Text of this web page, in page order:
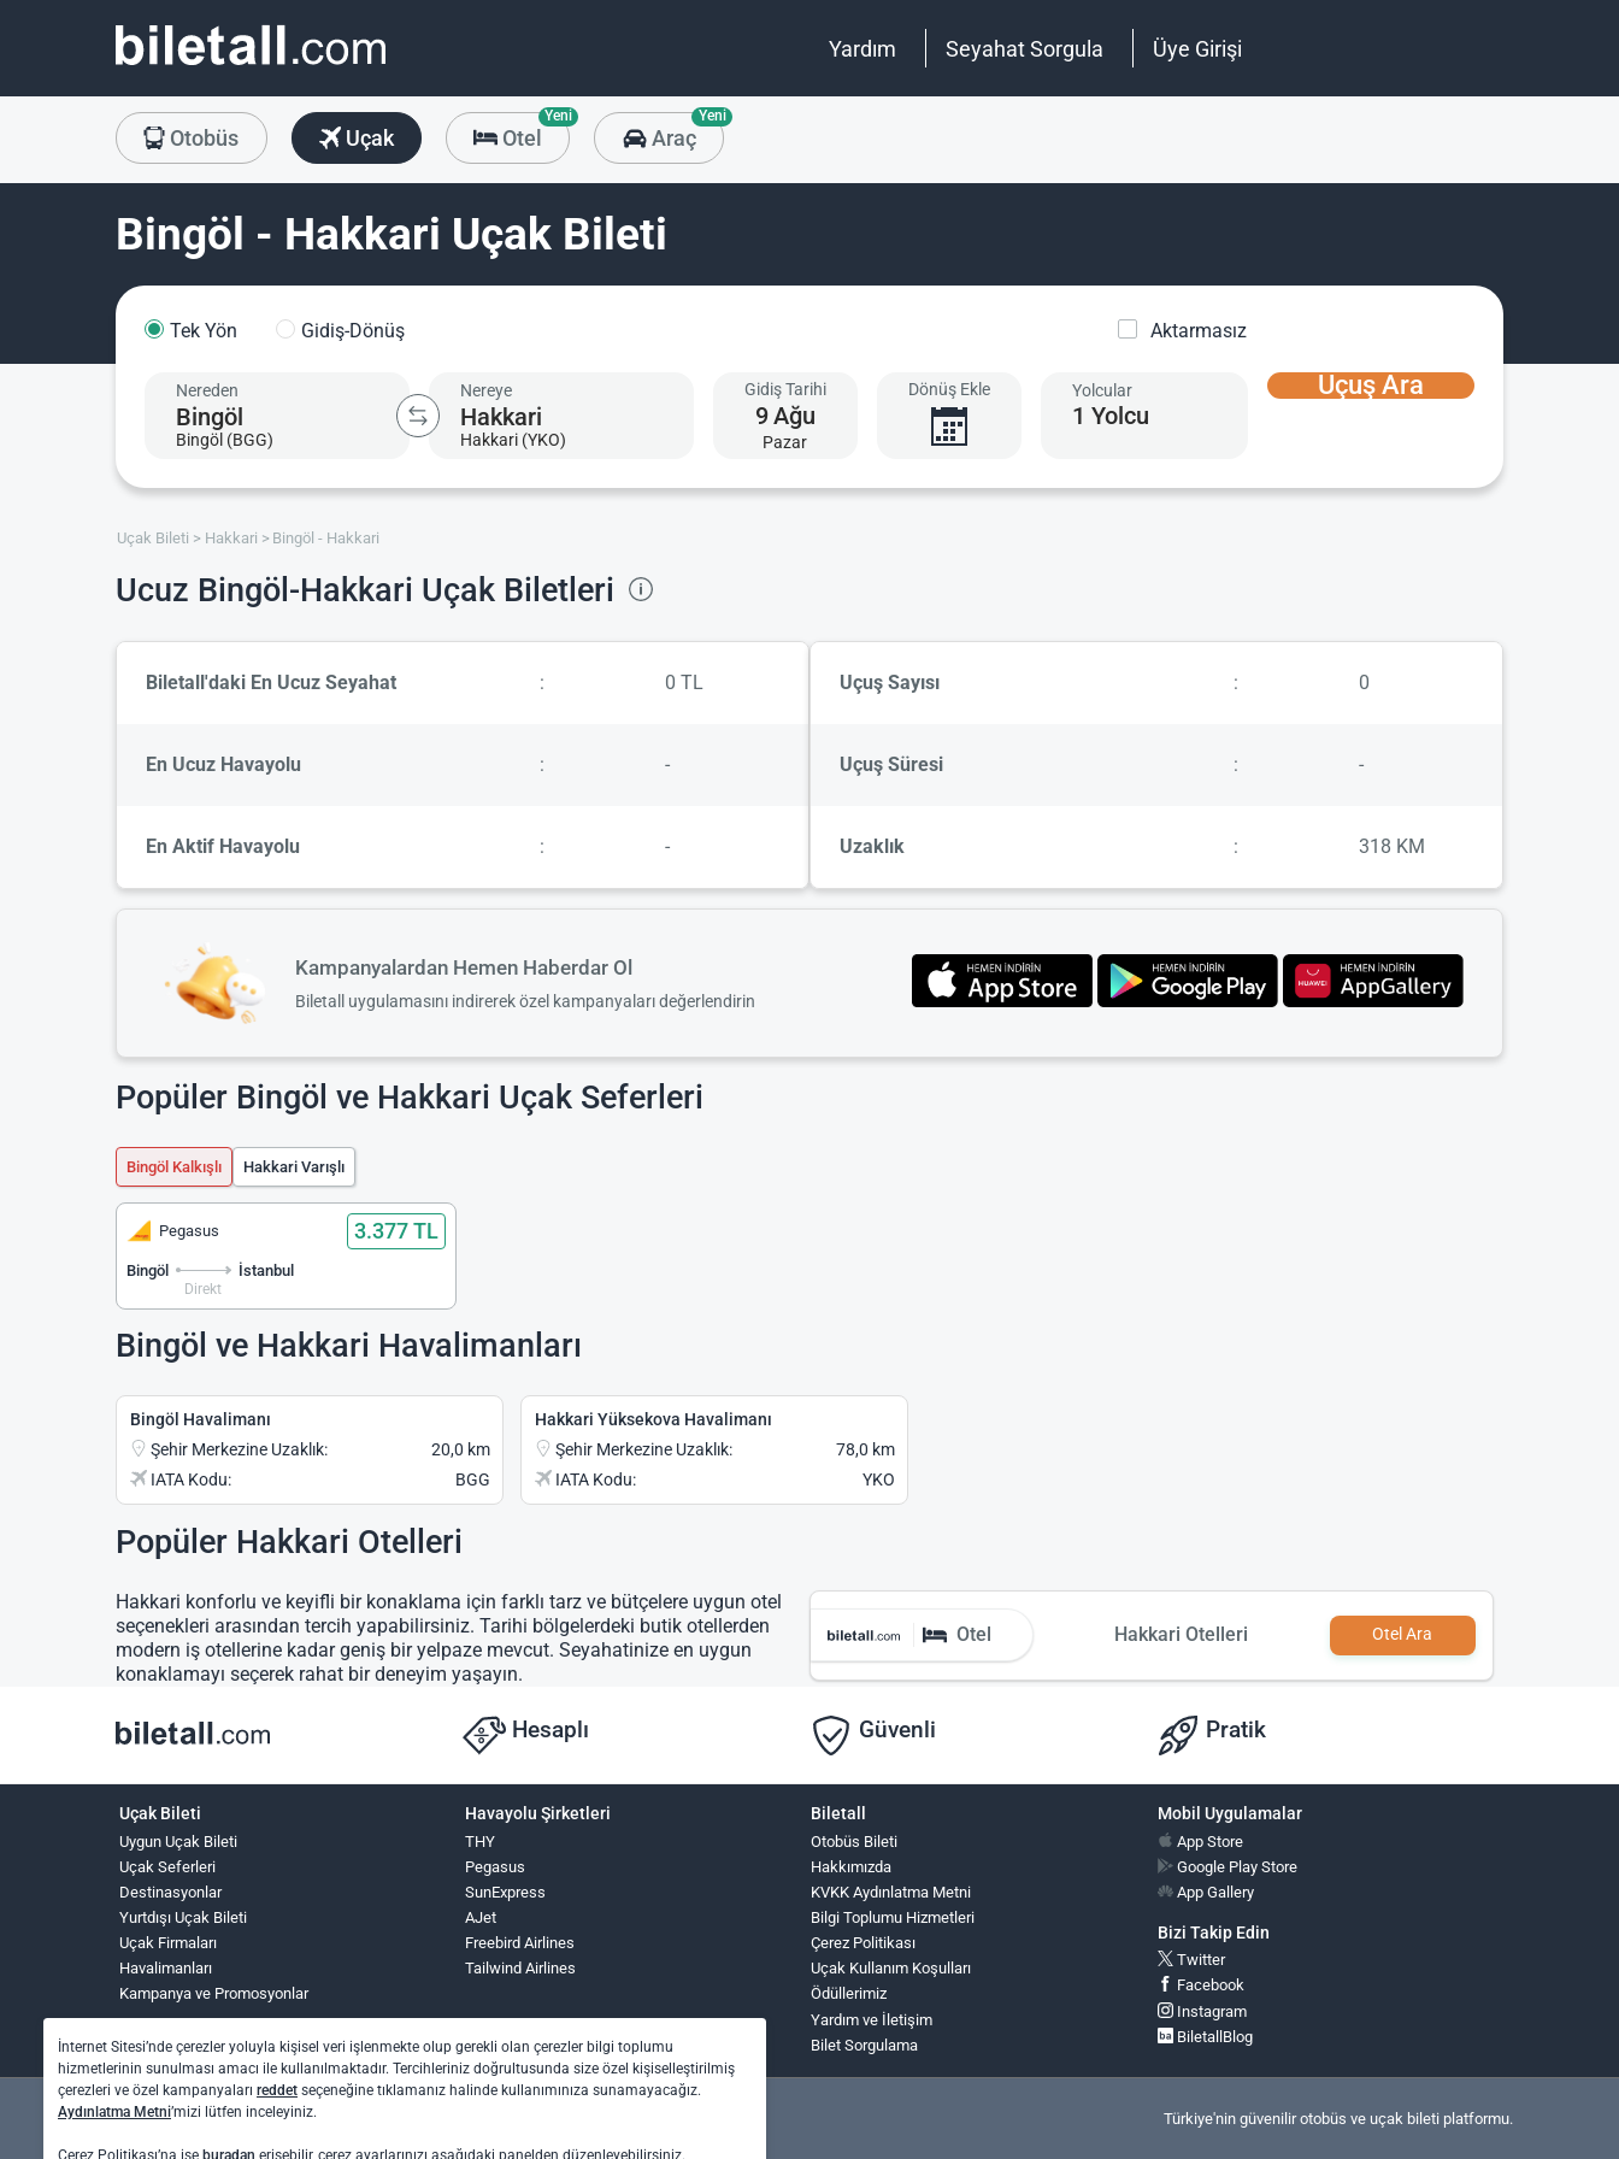
Yardım Seyahat Sorgula Üye Girişi
Otobüs Uçak Otel
Yeni
Araç
Yeni
Bingöl - Hakkari Uçak Bileti
Tek Yön Gidiş-Dönüş Aktarmasız
Nereden
Bingöl (BGG)
Nereye
Hakkari (YKO)
Gidiş Tarihi
9Ağu
Pazar
Dönüş Ekle Yolcular
1 Yolcu
Uçuş Ara
Uçak Bileti Hakkari Bingöl - Hakkari
Ucuz Bingöl-Hakkari Uçak Biletleri
Biletall'daki En Ucuz Seyahat : 0 TL
En Ucuz Havayolu : -
En Aktif Havayolu : -
Uçuş Sayısı : 0
Uçuş Süresi : -
Uzaklık : 318 KM
Kampanyalardan Hemen Haberdar Ol
Biletall uygulamasını indirerek özel kampanyaları değerlendirin
Popüler Bingöl ve Hakkari Uçak Seferleri
Bingöl Kalkışlı Hakkari Varışlı
Pegasus 3.377 TL
Bingöl
Direkt
İstanbul
Bingöl ve Hakkari Havalimanları
Bingöl Havalimanı
Şehir Merkezine Uzaklık:
20,0 km
IATA Kodu:
BGG
Hakkari Yüksekova Havalimanı
Şehir Merkezine Uzaklık:
78,0 km
IATA Kodu:
YKO
Popüler Hakkari Otelleri
Hakkari konforlu ve keyifli bir konaklama için farklı tarz ve bütçelere uygun otel
seçenekleri arasından tercih yapabilirsiniz. Tarihi bölgelerdeki butik otellerden
modern iş otellerine kadar geniş bir yelpaze mevcut. Seyahatinize en uygun
konaklamayı seçerek rahat bir deneyim yaşayın.
Otel Hakkari Otelleri Otel Ara
Hesaplı Güvenli Pratik
Uçak Bileti
Uygun Uçak Bileti
Uçak Seferleri
Destinasyonlar
Yurtdışı Uçak Bileti
Uçak Firmaları
Havalimanları
Kampanya ve Promosyonlar
Havayolu Şirketleri
THY
Pegasus
SunExpress
AJet
Freebird Airlines
Tailwind Airlines
Biletall
Otobüs Bileti
Hakkımızda
KVKK Aydınlatma Metni
Bilgi Toplumu Hizmetleri
Çerez Politikası
Uçak Kullanım Koşulları
Ödüllerimiz
Yardım ve İletişim
Bilet Sorgulama
Mobil Uygulamalar
App Store
Google Play Store
App Gallery
Bizi Takip Edin
Twitter
Facebook
Instagram
BiletallBlog
Türkiye'nin güvenilir otobüs ve uçak bileti platformu.
İnternet Sitesi’nde çerezler yoluyla kişisel veri işlenmekte olup gerekli olan çerezler bilgi toplumu
hizmetlerinin sunulması amacı ile kullanılmaktadır. Tercihleriniz doğrultusunda size özel kişiselleştirilmiş
çerezleri ve özel kampanyaları reddet seçeneğine tıklamanız halinde kullanımınıza sunamayacağız.
Aydınlatma Metni’mizi lütfen inceleyiniz.
Çerez Politikası’na ise buradan erişebilir, çerez ayarlarınızı aşağıdaki panelden düzenleyebilirsiniz.